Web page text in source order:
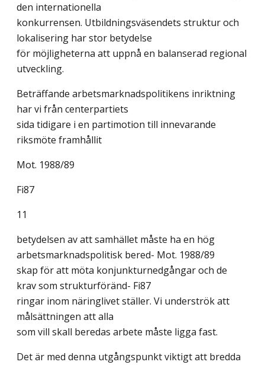
den internationella
konkurrensen. Utbildningsväsendets struktur och
lokalisering har stor betydelse
för möjligheterna att uppnå en balanserad regional
utveckling.
Beträffande arbetsmarknadspolitikens inriktning
har vi från centerpartiets
sida tidigare i en partimotion till innevarande
riksmöte framhållit
Mot. 1988/89
Fi87
11
betydelsen av att samhället måste ha en hög
arbetsmarknadspolitisk bered- Mot. 1988/89
skap för att möta konjunkturnedgångar och de
krav som strukturföränd- Fi87
ringar inom näringlivet ställer. Vi underströk att
målsättningen att alla
som vill skall beredas arbete måste ligga fast.
Det är med denna utgångspunkt viktigt att bredda